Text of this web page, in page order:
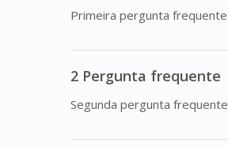
Primeira pergunta frequente
2 Pergunta frequente
Segunda pergunta frequente